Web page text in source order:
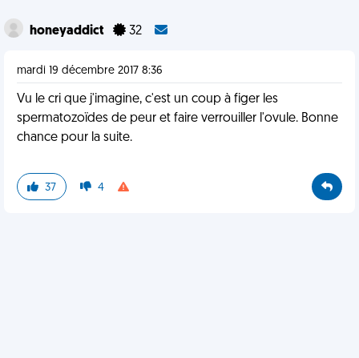
honeyaddict 32
mardi 19 décembre 2017 8:36
Vu le cri que j'imagine, c'est un coup à figer les
spermatozoïdes de peur et faire verrouiller l'ovule. Bonne
chance pour la suite.
37 4